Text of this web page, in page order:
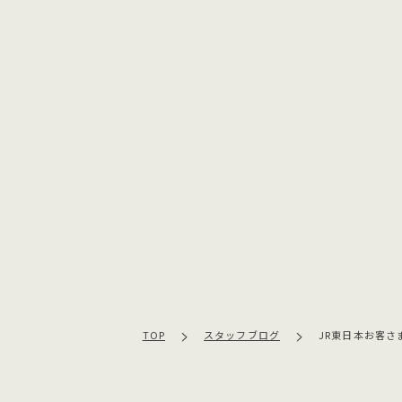
TOP スタッフブログ JR東日本お客さ